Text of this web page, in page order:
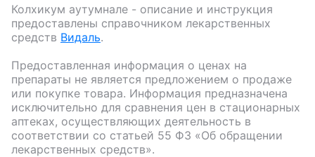
Колхикум аутумнале - описание и инструкция
предоставлены справочником лекарственных
средств Видаль.
Предоставленная информация о ценах на
препараты не является предложением о продаже
или покупке товара. Информация предназначена
исключительно для сравнения цен в стационарных
аптеках, осуществляющих деятельность в
соответствии со статьей 55 ФЗ «Об обращении
лекарственных средств».